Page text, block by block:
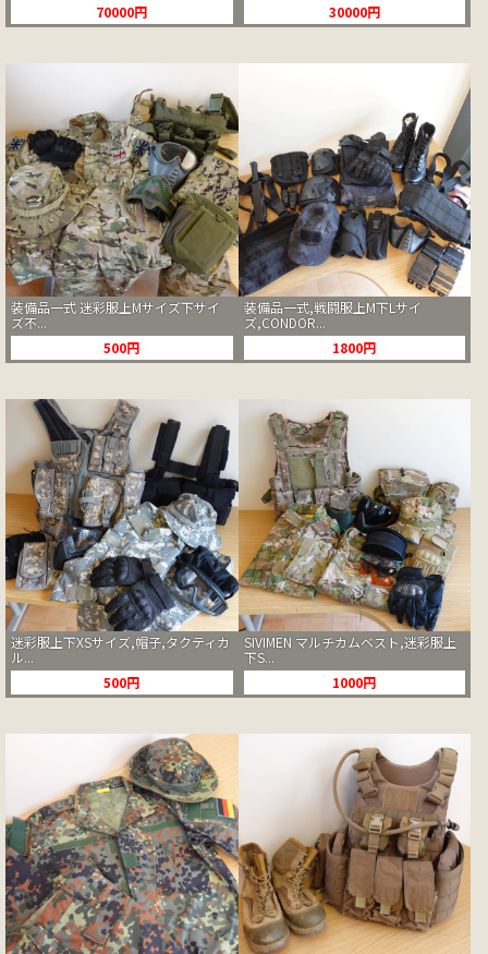
70000円
30000円
装備品一式 迷彩服上Mサイズ下サイ
ズ不...
500円
装備品一式,戦闘服上M下Lサイ
ズ,CONDOR...
1800円
迷彩服上下XSサイズ,帽子,タクティカ
ル...
500円
SIVIMEN マルチカムベスト,迷彩服上
下S...
1000円